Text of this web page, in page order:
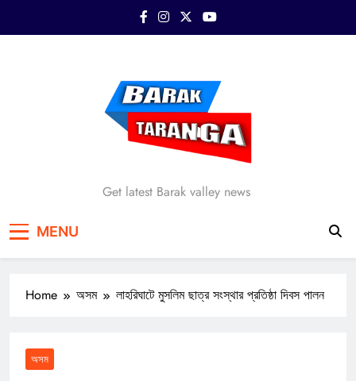
Barak Taranga
Get latest Barak valley news
MENU
Home অসম লাহরিঘাটে মুসলিম ছাত্র সংস্থার প্রতিষ্ঠা দিবস পালন
অসম